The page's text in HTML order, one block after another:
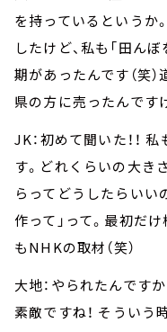
を持っているというか
したけど、私も「田ん
期があったんです（笑
県の方に売ったんです
JK：初めて聞いた！！
す。どれくらいの大き
らってどうしたらいい
作って」って。最初だ
もNHKの取材（笑）
大地：やられたんです
素敵ですね！ そういう